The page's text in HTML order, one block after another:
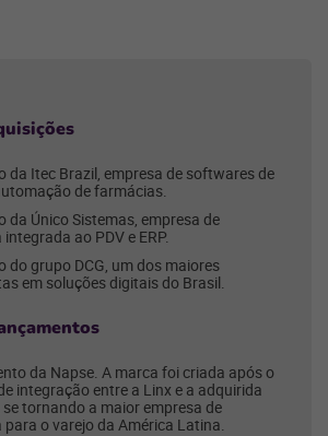
da Itec Brazil, empresa de softwares de
de farmácias.
da Único Sistemas, empresa de
ao PDV e ERP.
do grupo DCG, um dos maiores
em soluções digitais do Brasil.
da Napse. A marca foi criada após o
integração entre a Linx e a adquirida
tornando a maior empresa de
o varejo da América Latina.